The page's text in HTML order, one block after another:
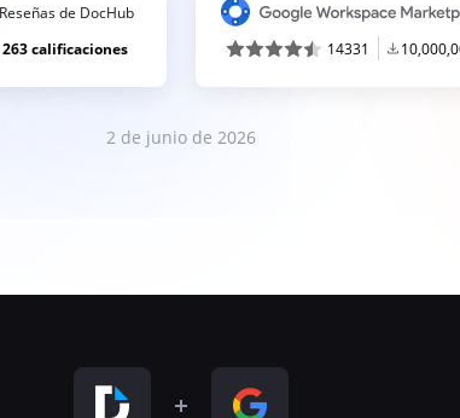
Reseñas de DocHub
263 calificaciones
14331
2 de junio de 2026